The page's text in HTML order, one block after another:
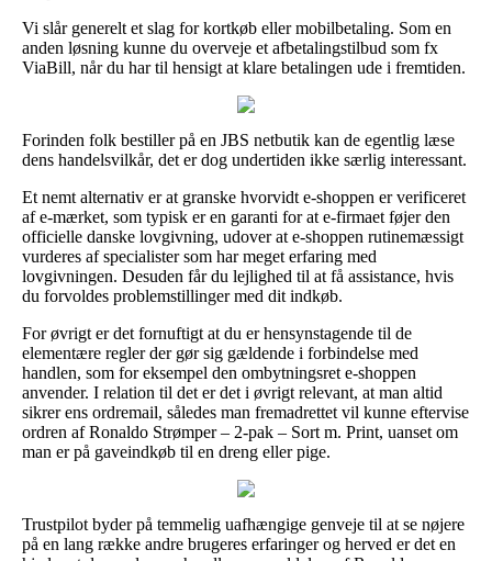
Vi slår generelt et slag for kortkøb eller mobilbetaling. Som en
anden løsning kunne du overveje et afbetalingstilbud som fx
ViaBill, når du har til hensigt at klare betalingen ude i fremtiden.
Forinden folk bestiller på en JBS netbutik kan de egentlig læse
dens handelsvilkår, det er dog undertiden ikke særlig interessant.
Et nemt alternativ er at granske hvorvidt e-shoppen er verificeret
af e-mærket, som typisk er en garanti for at e-firmaet føjer den
officielle danske lovgivning, udover at e-shoppen rutinemæssigt
vurderes af specialister som har meget erfaring med
lovgivningen. Desuden får du lejlighed til at få assistance, hvis
du forvoldes problemstillinger med dit indkøb.
For øvrigt er det fornuftigt at du er hensynstagende til de
elementære regler der gør sig gældende i forbindelse med
handlen, som for eksempel den ombytningsret e-shoppen
anvender. I relation til det er det i øvrigt relevant, at man altid
sikrer ens ordremail, således man fremadrettet vil kunne eftervise
ordren af Ronaldo Strømper – 2-pak – Sort m. Print, uanset om
man er på gaveindkøb til en dreng eller pige.
Trustpilot byder på temmelig uafhængige genveje til at se nøjere
på en lang række andre brugeres erfaringer og herved er det en